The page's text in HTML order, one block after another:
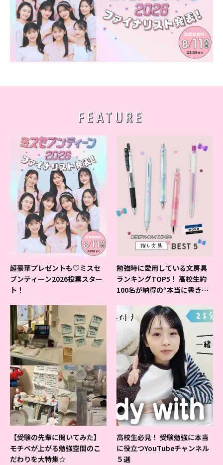
FEATURE
超豪華プレゼントも♡ミスセ
ブンティーン2026投票スター
ト！
勉強時に愛用している文房具
ランキングTOP5！ 高校生約
100名が納得の“本当に書きや
【受験の先輩に聞いてみた】
モチベが上がる勉強空間のこ
だわりを大特集☆
高校生必見！ 受験勉強に本当
に役立つYouTubeチャンネル
５選